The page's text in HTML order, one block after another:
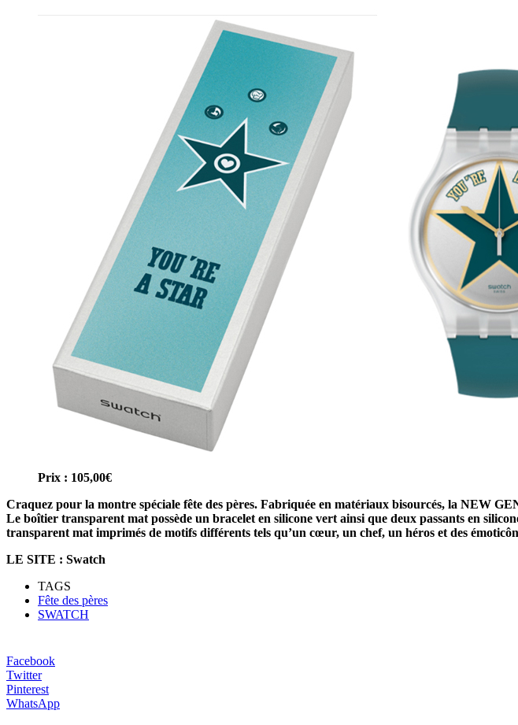
Prix : 105,00€
Craquez pour la montre spéciale fête des pères. Fabriquée en matériaux bisourcés, la NEW
Le boîtier transparent mat possède un bracelet en silicone vert ainsi que deux passants en
transparent mat imprimés de motifs différents tels qu’un cœur, un chef, un héros et des
LE SITE : Swatch
TAGS
Fête des pères
SWATCH
Facebook
Twitter
Pinterest
WhatsApp